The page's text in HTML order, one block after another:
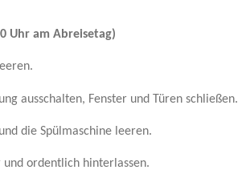
Uhr am Abreisetag)
ausschalten, Fenster und Türen schließen.
die Spülmaschine leeren.
und ordentlich hinterlassen.